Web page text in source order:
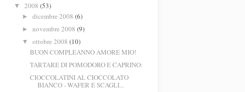
▼ 2008 (53)
► dicembre 2008 (6)
► novembre 2008 (9)
▼ ottobre 2008 (10)
BUON COMPLEANNO AMORE MIO!
TARTARE DI POMODORO E CAPRINO:
CIOCCOLATINI AL CIOCCOLATO
BIANCO - WAFER E SCAGLI...